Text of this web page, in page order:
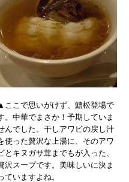
ここで思いがけず、鱧松登場で
。中華でまさか！予期していま
んでした。干しアワビの戻し汁
使った贅沢な上湯に、そのアワ
とキヌガサ茸までもが入った、
沢スープです。美味しいに決ま
ていますよね。